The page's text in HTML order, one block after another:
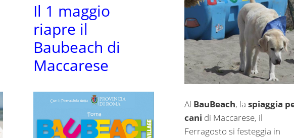
Al BauBeach, la spiaggia
cani di Maccarese, il
Ferragosto si festeggia in
Il 1 maggio
riapre il
Baubeach di
Maccarese